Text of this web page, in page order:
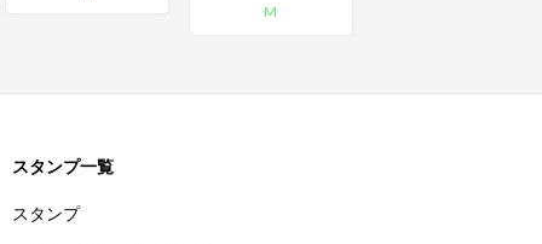
M
スタンプ一覧
スタンプ